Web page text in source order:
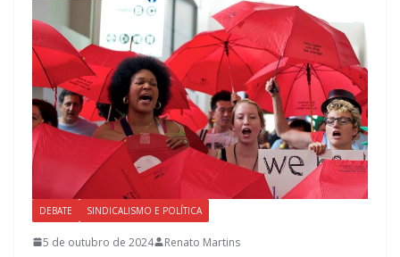
DEBATE SINDICALISMO E POLÍTICA
5 de outubro de 2024 Renato Martins